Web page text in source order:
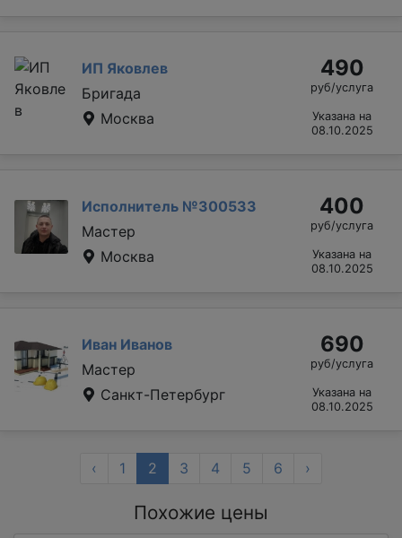
ИП Яковлев
Бригада
Москва
490
руб/услуга
Указана на
08.10.2025
Исполнитель №300533
Мастер
Москва
400
руб/услуга
Указана на
08.10.2025
Иван Иванов
Мастер
Санкт-Петербург
690
руб/услуга
Указана на
08.10.2025
‹ 1 2 3 4 5 6 ›
Похожие цены